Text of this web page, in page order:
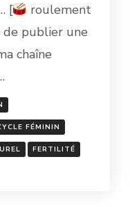
[
roulement
de publier une
chaîne
FÉMININ
FERTILITÉ